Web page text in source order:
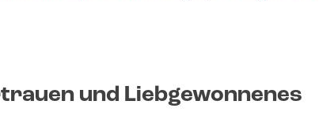
und Liebgewonnenes